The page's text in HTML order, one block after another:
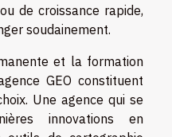
de croissance rapide,
soudainement.
et la formation
GEO constituent
Une agence qui se
innovations en